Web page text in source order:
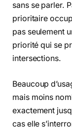
sans se parler.
prioritaire
pas seulement
priorité qui se
intersections.
Beaucoup
mais moins
exactement
cas elle